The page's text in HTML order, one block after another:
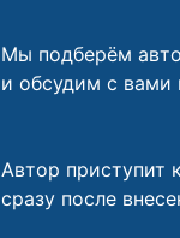
Мы подберём
и обсудим с вами
Автор приступит
сразу после